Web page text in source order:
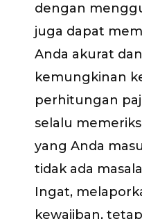
dengan
juga dapat
Anda akurat
kemungkinan
perhitungan
selalu
yang Anda
tidak ada
Ingat,
kewajiban,